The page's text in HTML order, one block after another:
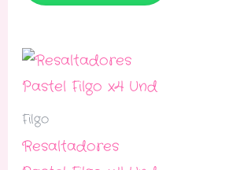
Filgo
Resaltadores